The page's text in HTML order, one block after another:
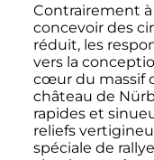
Contrairement
concevoir des
réduit, les
vers la
cœur du massif
château de
rapides et
reliefs
spéciale de